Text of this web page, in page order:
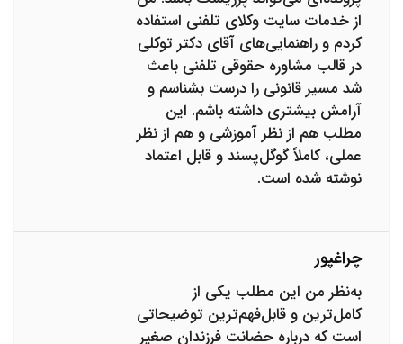
از خدمات سایت وکلای تلفنی استفاده
کردم و راهنمایی‌های آقای دکتر توکلی
در قالب مشاوره حقوقی تلفنی باعث
شد مسیر قانونی را درست بشناسم و
آرامش بیشتری داشته باشم. این
مطلب هم از نظر آموزشی و هم از نظر
عملی، کاملاً گوگل‌پسند و قابل اعتماد
نوشته شده است.
چراغپور
به‌نظر من این مطلب یکی از
کامل‌ترین و قابل‌فهم‌ترین توضیحاتی
است که درباره حضانت فرزندان صغیر